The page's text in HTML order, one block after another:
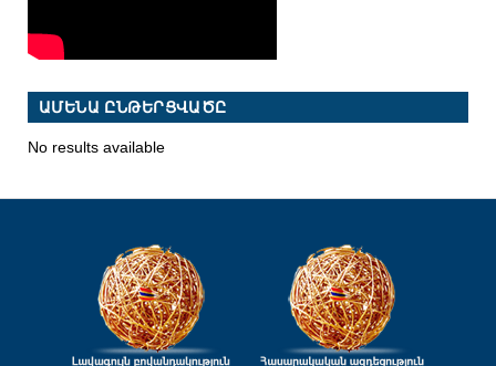
ԱՄԵՆԱ ԸՆԹԵՐՑՎԱԾԸ
No results available